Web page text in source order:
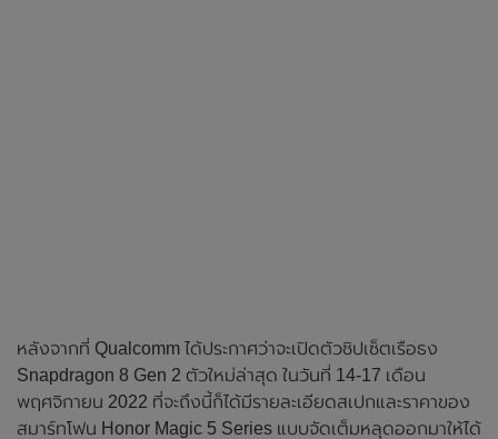
หลังจากที่ Qualcomm ได้ประกาศว่าจะเปิดตัวชิปเซ็ตเรือธง
Snapdragon 8 Gen 2 ตัวใหม่ล่าสุด ในวันที่ 14-17 เดือน
พฤศจิกายน 2022 ที่จะถึงนี้ก็ได้มีรายละเอียดสเปกและราคาของ
สมาร์ทโฟน Honor Magic 5 Series แบบจัดเต็มหลุดออกมาให้ได้